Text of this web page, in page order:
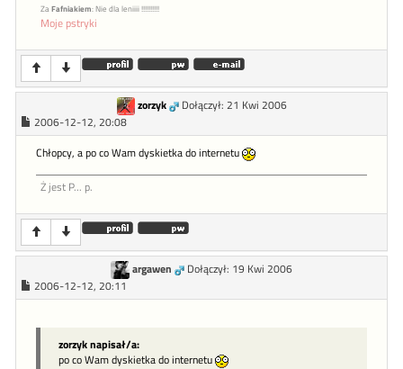
Za Fafniakiem: Nie dla leniiii !!!!!!!!!!
Moje pstryki
zorzyk
Dołączył: 21 Kwi 2006
2006-12-12, 20:08
Chłopcy, a po co Wam dyskietka do internetu
Ż jest P... p.
argawen
Dołączył: 19 Kwi 2006
2006-12-12, 20:11
zorzyk napisał/a:
po co Wam dyskietka do internetu